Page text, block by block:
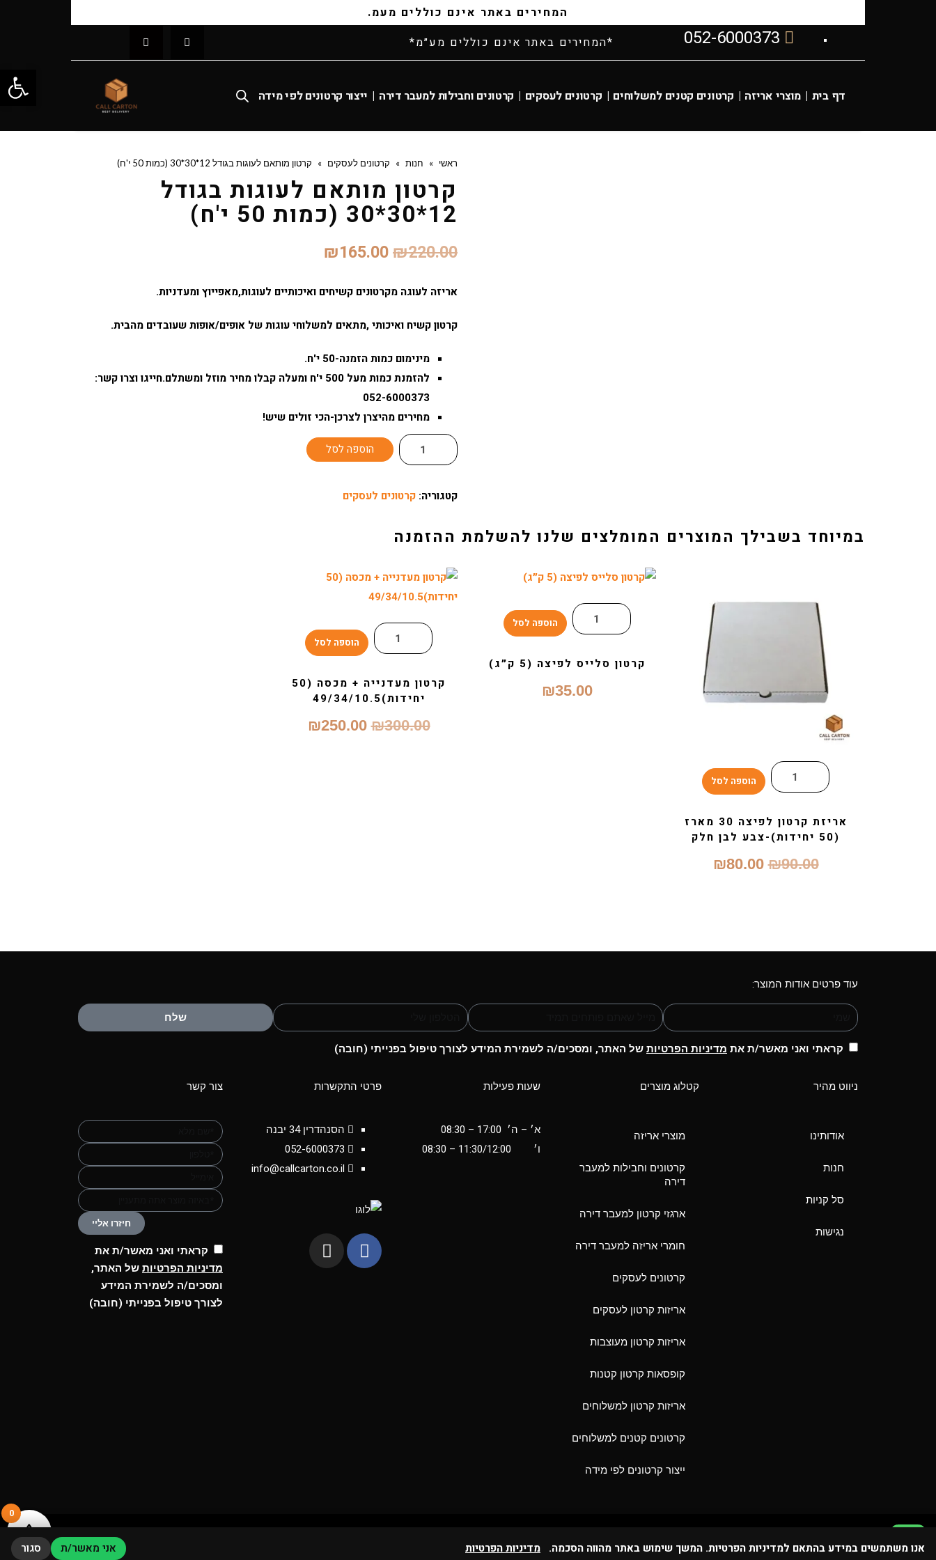
פתח
המחירים באתר אינם כוללים מעמ.
052-6000373 *המחירים באתר אינם כוללים מע״מ*
דף בית | מוצרי אריזה | קרטונים קטנים למשלוחים | קרטונים לעסקים | קרטונים וחבילות למעבר דירה | ייצור קרטונים לפי מידה
ראשי » חנות » קרטונים לעסקים » קרטון מותאם לעוגות בגודל 12*30*30 (כמות 50 י'ח)
קרטון מותאם לעוגות בגודל
12*30*30 (כמות 50 י'ח)
₪220.00
₪165.00
אריזה לעוגה מקרטונים קשיחים ואיכותיים לעוגות,מאפייוץ ומעדניות.
קרטון קשיח ואיכותי ,מתאים למשלוחי עוגות של אופים/אופות שעובדים מהבית.
מינימום כמות הזמנה-50 י'ח.
להזמנת כמות מעל 500 י'ח ומעלה קבלו מחיר מוזל ומשתלם.חייגו וצרו קשר:
052-6000373
מחירים מהיצרן לצרכן-הכי זולים שיש!
הוספה לסל
קטגוריה: קרטונים לעסקים
במיוחד בשבילך המוצרים המומלצים שלנו להשלמת ההזמנה
הוספה לסל
אריזת קרטון לפיצה 30 מארז
(50 יחידות)-צבע לבן חלק
₪90.00
₪80.00
הוספה לסל
קרטון סלייס לפיצה (5 ק״ג)
₪35.00
הוספה לסל
קרטון מעדנייה + מכסה (50
יחידות)49/34/10.5
₪300.00
₪250.00
עוד פרטים אודות המוצר:
שלח
קראתי ואני מאשר/ת את מדיניות הפרטיות של האתר, ומסכים/ה לשמירת המידע לצורך טיפול בפנייתי (חובה)
ניווט מהיר
אודותינו
חנות
סל קניות
נגישות
קטלוג מוצרים
מוצרי אריזה
קרטונים וחבילות למעבר
דירה
ארגזי קרטון למעבר דירה
חומרי אריזה למעבר דירה
קרטונים לעסקים
אריזות קרטון לעסקים
אריזות קרטון מעוצבות
קופסאות קרטון קטנות
אריזות קרטון למשלוחים
קרטונים קטנים למשלוחים
ייצור קרטונים לפי מידה
שעות פעילות
א׳ – ה׳ 17:00 – 08:30
ו׳ 11:30/12:00
– 08:30
פרטי התקשרות
הסנהדרין 34 יבנה
052-6000373
info@callcarton.co.il
צור קשר
חיזרו אליי
קראתי ואני מאשר/ת את
מדיניות הפרטיות של האתר,
ומסכים/ה לשמירת המידע
לצורך טיפול בפנייתי (חובה)
POWERED BY HEXAR
0
אנו משתמשים במידע בהתאם למדיניות הפרטיות. המשך שימוש באתר מהווה הסכמה. מדיניות הפרטיות אני מאשר/ת סגור